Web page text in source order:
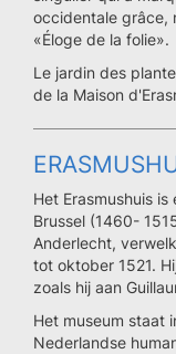
occidentale grâce,
«Éloge de la folie».
Le jardin des
de la Maison
Het Erasmushuis
Brussel (1460-
Anderlecht,
tot oktober 1521.
zoals hij aan
Het museum staat
Nederlandse